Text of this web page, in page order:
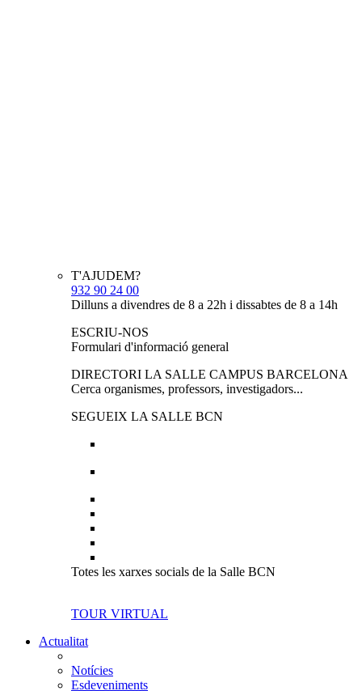
T'AJUDEM?
932 90 24 00
Dilluns a divendres de 8 a 22h i dissabtes de 8 a 14h
ESCRIU-NOS
Formulari d'informació general
DIRECTORI LA SALLE CAMPUS BARCELONA
Cerca organismes, professors, investigadors...
SEGUEIX LA SALLE BCN
Totes les xarxes socials de la Salle BCN
TOUR VIRTUAL
Actualitat
Notícies
Esdeveniments